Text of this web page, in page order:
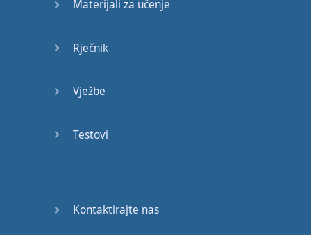
Materijali za učenje
Rječnik
Vježbe
Testovi
Kontaktirajte nas